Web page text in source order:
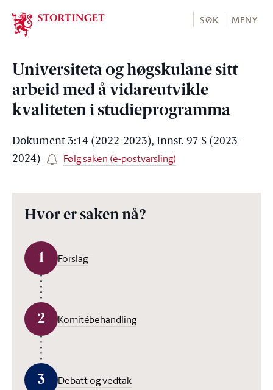
Stortinget.no
SØK MENY
Universiteta og høgskulane sitt
arbeid med å vidareutvikle
kvaliteten i studieprogramma
Dokument 3:14 (2022-2023), Innst. 97 S (2023-
2024)
Følg saken (e-postvarsling)
Hvor er saken nå?
1 Forslag
2 Komitébehandling
3 Debatt og vedtak